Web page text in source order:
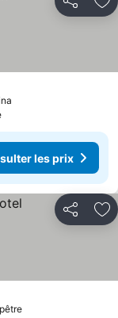
Partager
les prix
Partager